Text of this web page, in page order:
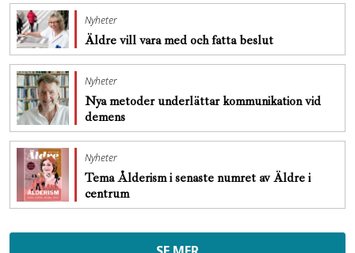
Nyheter
Äldre vill vara med och fatta beslut
Nyheter
Nya metoder underlättar kommunikation vid
demens
Nyheter
Tema Ålderism i senaste numret av Äldre i
centrum